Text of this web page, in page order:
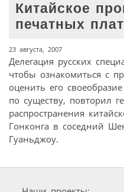
Китайское
печатных
23 августа, 2007
Делегация русских
чтобы ознакомиться с
оценить его
по существу, повторил
распространения
Гонконга в соседний
Гуаньджоу.